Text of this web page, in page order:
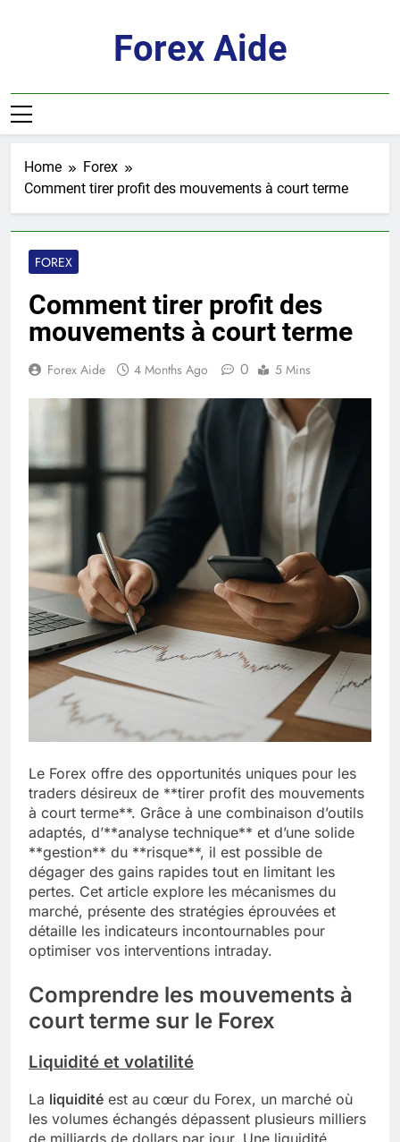
Forex Aide
Home
Forex
Comment tirer profit des mouvements à court terme
FOREX
Comment tirer profit des
mouvements à court terme
Forex Aide 4 Months Ago 0 5 Mins
Le Forex offre des opportunités uniques pour les
traders désireux de **tirer profit des mouvements
à court terme**. Grâce à une combinaison d’outils
adaptés, d’**analyse technique** et d’une solide
**gestion** du **risque**, il est possible de
dégager des gains rapides tout en limitant les
pertes. Cet article explore les mécanismes du
marché, présente des stratégies éprouvées et
détaille les indicateurs incontournables pour
optimiser vos interventions intraday.
Comprendre les mouvements à
court terme sur le Forex
Liquidité et volatilité
La liquidité est au cœur du Forex, un marché où
les volumes échangés dépassent plusieurs milliers
de milliards de dollars par jour. Une liquidité